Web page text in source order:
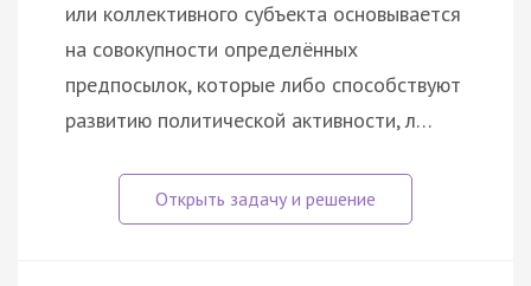
или коллективного субъекта основывается
на совокупности определённых
предпосылок, которые либо способствуют
развитию политической активности, л…